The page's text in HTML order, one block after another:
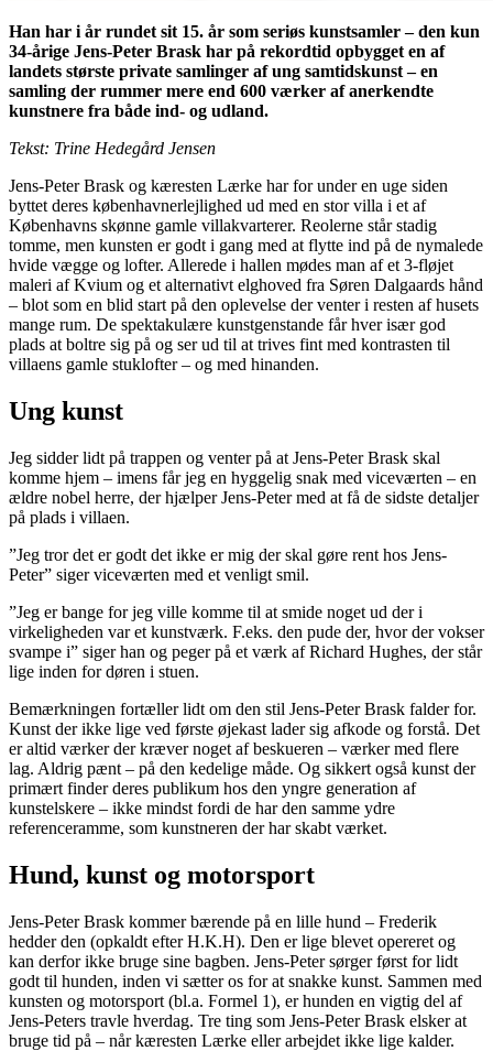
Han har i år rundet sit 15. år som seriøs kunstsamler – den kun
34-årige Jens-Peter Brask har på rekordtid opbygget en af
landets største private samlinger af ung samtidskunst – en
samling der rummer mere end 600 værker af anerkendte
kunstnere fra både ind- og udland.
Tekst: Trine Hedegård Jensen
Jens-Peter Brask og kæresten Lærke har for under en uge siden
byttet deres københavnerlejlighed ud med en stor villa i et af
Københavns skønne gamle villakvarterer. Reolerne står stadig
tomme, men kunsten er godt i gang med at flytte ind på de nymalede
hvide vægge og lofter. Allerede i hallen mødes man af et 3-fløjet
maleri af Kvium og et alternativt elghoved fra Søren Dalgaards hånd
– blot som en blid start på den oplevelse der venter i resten af husets
mange rum. De spektakulære kunstgenstande får hver især god
plads at boltre sig på og ser ud til at trives fint med kontrasten til
villaens gamle stuklofter – og med hinanden.
Ung kunst
Jeg sidder lidt på trappen og venter på at Jens-Peter Brask skal
komme hjem – imens får jeg en hyggelig snak med viceværten – en
ældre nobel herre, der hjælper Jens-Peter med at få de sidste detaljer
på plads i villaen.
”Jeg tror det er godt det ikke er mig der skal gøre rent hos Jens-
Peter” siger viceværten med et venligt smil.
”Jeg er bange for jeg ville komme til at smide noget ud der i
virkeligheden var et kunstværk. F.eks. den pude der, hvor der vokser
svampe i” siger han og peger på et værk af Richard Hughes, der står
lige inden for døren i stuen.
Bemærkningen fortæller lidt om den stil Jens-Peter Brask falder for.
Kunst der ikke lige ved første øjekast lader sig afkode og forstå. Det
er altid værker der kræver noget af beskueren – værker med flere
lag. Aldrig pænt – på den kedelige måde. Og sikkert også kunst der
primært finder deres publikum hos den yngre generation af
kunstelskere – ikke mindst fordi de har den samme ydre
referenceramme, som kunstneren der har skabt værket.
Hund, kunst og motorsport
Jens-Peter Brask kommer bærende på en lille hund – Frederik
hedder den (opkaldt efter H.K.H). Den er lige blevet opereret og
kan derfor ikke bruge sine bagben. Jens-Peter sørger først for lidt
godt til hunden, inden vi sætter os for at snakke kunst. Sammen med
kunsten og motorsport (bl.a. Formel 1), er hunden en vigtig del af
Jens-Peters travle hverdag. Tre ting som Jens-Peter Brask elsker at
bruge tid på – når kæresten Lærke eller arbejdet ikke lige kalder.